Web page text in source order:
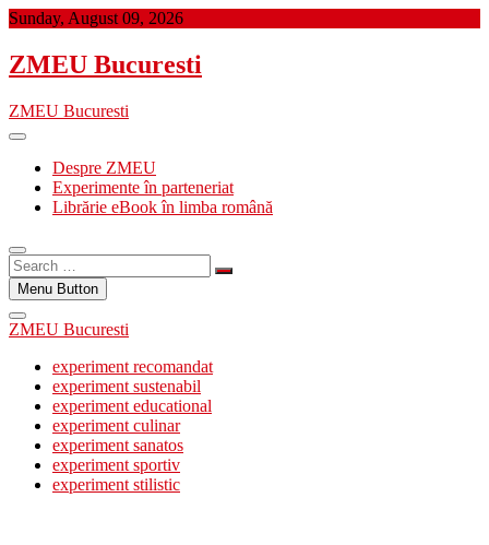
Skip
content
Sunday, August 09, 2026
ZMEU Bucuresti
ZMEU Bucuresti
Despre ZMEU
Experimente în parteneriat
Librărie eBook în limba română
Search
…Menu Button
ZMEU Bucuresti
experiment recomandat
experiment sustenabil
experiment educational
experiment culinar
experiment sanatos
experiment sportiv
experiment stilistic